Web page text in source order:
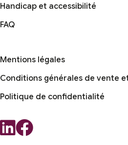
Handicap et accessibilité
FAQ
Mentions légales
Conditions générales de vente
Politique de confidentialité